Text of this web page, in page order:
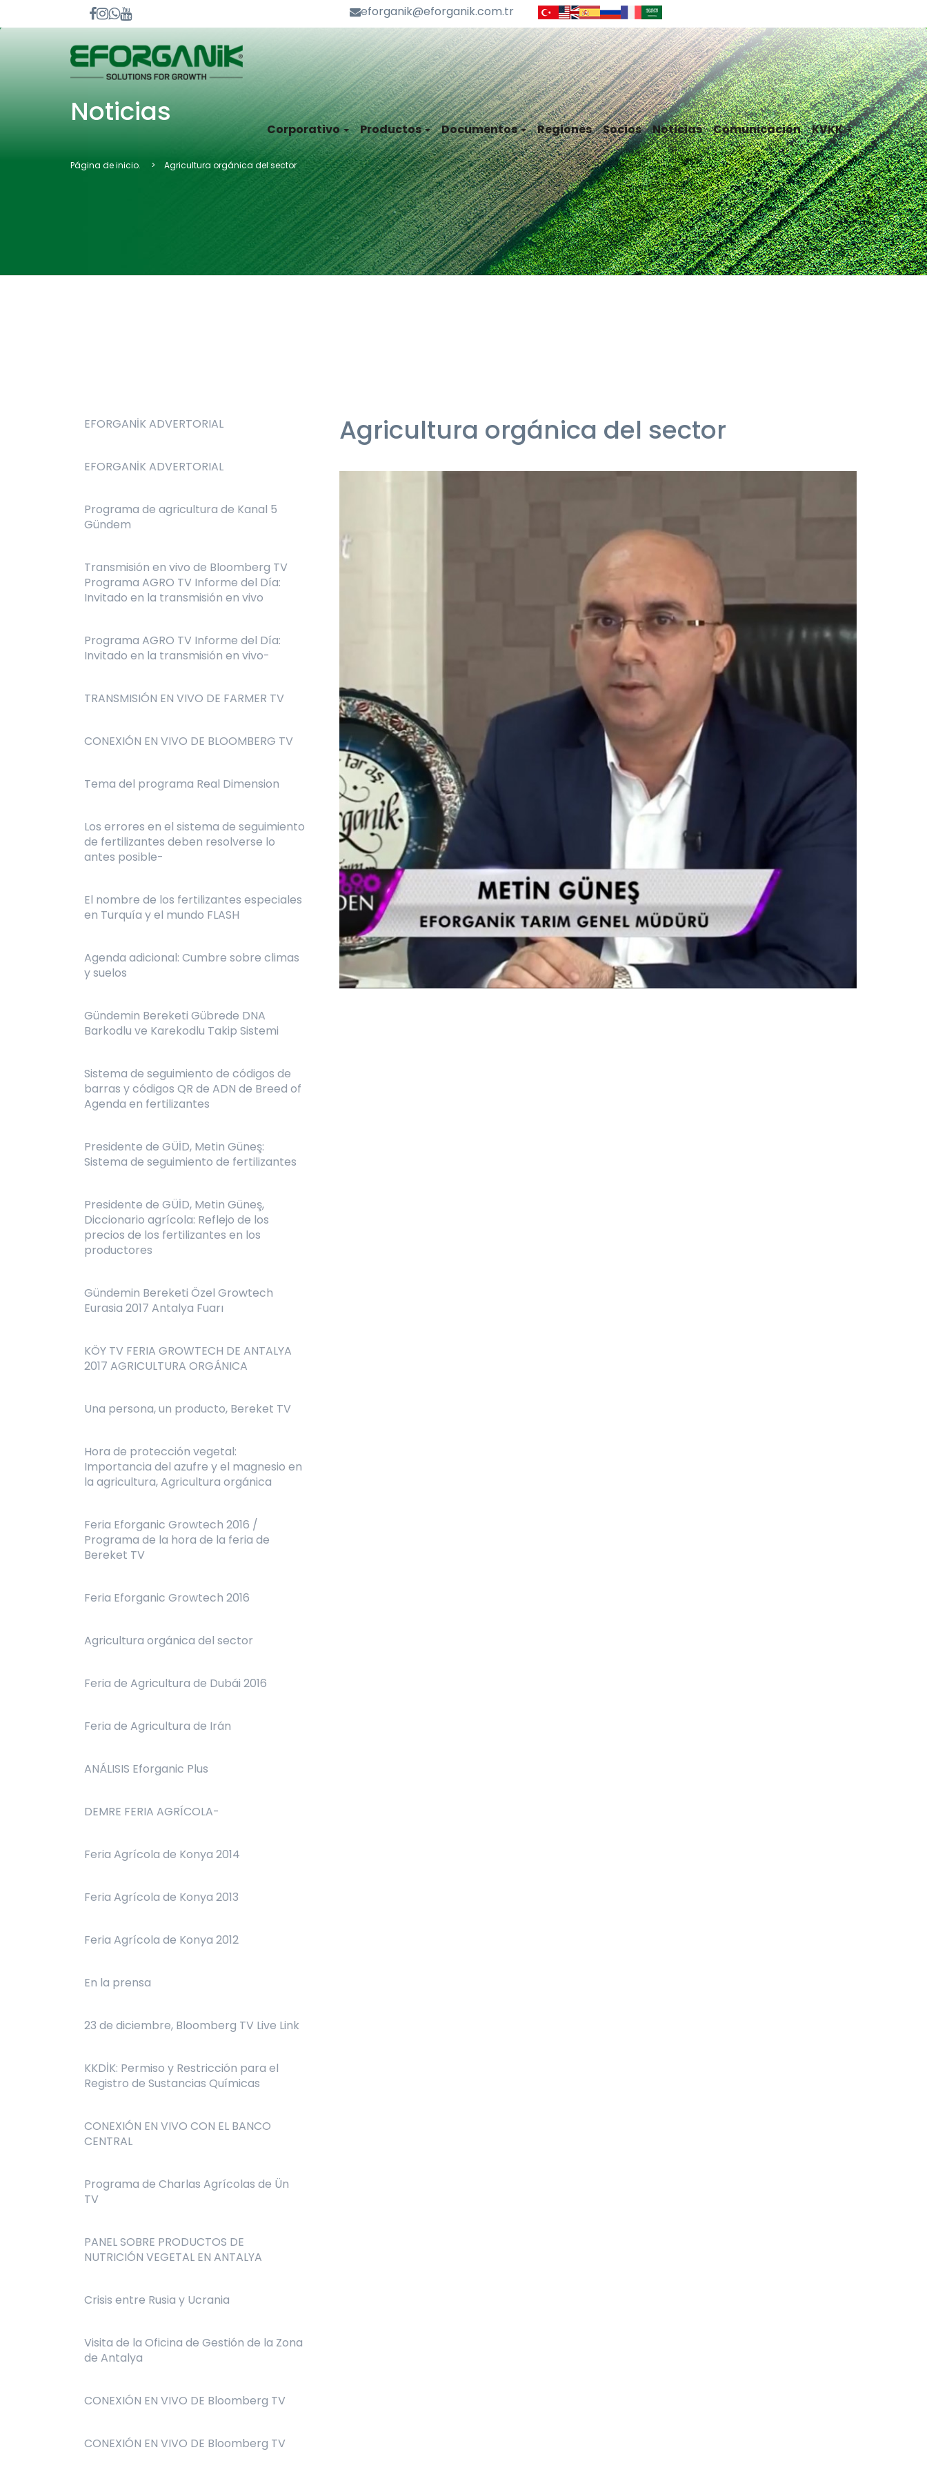
eforganik@eforganik.com.tr
Corporativo Productos Documentos Regiones Socios Noticias Comunicación KVKK
Noticias
Página de inicio. Agricultura orgánica del sector
EFORGANİK ADVERTORIAL
EFORGANİK ADVERTORIAL
Programa de agricultura de Kanal 5
Gündem
Transmisión en vivo de Bloomberg TV
Programa AGRO TV Informe del Día:
Invitado en la transmisión en vivo
Programa AGRO TV Informe del Día:
Invitado en la transmisión en vivo-
TRANSMISIÓN EN VIVO DE FARMER TV
CONEXIÓN EN VIVO DE BLOOMBERG TV
Tema del programa Real Dimension
Los errores en el sistema de seguimiento
de fertilizantes deben resolverse lo
antes posible-
El nombre de los fertilizantes especiales
en Turquía y el mundo FLASH
Agenda adicional: Cumbre sobre climas
y suelos
Gündemin Bereketi Gübrede DNA
Barkodlu ve Karekodlu Takip Sistemi
Sistema de seguimiento de códigos de
barras y códigos QR de ADN de Breed of
Agenda en fertilizantes
Presidente de GÜİD, Metin Güneş:
Sistema de seguimiento de fertilizantes
Presidente de GÜİD, Metin Güneş,
Diccionario agrícola: Reflejo de los
precios de los fertilizantes en los
productores
Gündemin Bereketi Özel Growtech
Eurasia 2017 Antalya Fuarı
KÖY TV FERIA GROWTECH DE ANTALYA
2017 AGRICULTURA ORGÁNICA
Una persona, un producto, Bereket TV
Hora de protección vegetal:
Importancia del azufre y el magnesio en
la agricultura, Agricultura orgánica
Feria Eforganic Growtech 2016 /
Programa de la hora de la feria de
Bereket TV
Feria Eforganic Growtech 2016
Agricultura orgánica del sector
Feria de Agricultura de Dubái 2016
Feria de Agricultura de Irán
ANÁLISIS Eforganic Plus
DEMRE FERIA AGRÍCOLA-
Feria Agrícola de Konya 2014
Feria Agrícola de Konya 2013
Feria Agrícola de Konya 2012
En la prensa
23 de diciembre, Bloomberg TV Live Link
KKDİK: Permiso y Restricción para el
Registro de Sustancias Químicas
CONEXIÓN EN VIVO CON EL BANCO
CENTRAL
Programa de Charlas Agrícolas de Ün
TV
PANEL SOBRE PRODUCTOS DE
NUTRICIÓN VEGETAL EN ANTALYA
Crisis entre Rusia y Ucrania
Visita de la Oficina de Gestión de la Zona
de Antalya
CONEXIÓN EN VIVO DE Bloomberg TV
CONEXIÓN EN VIVO DE Bloomberg TV
Agricultura orgánica del sector